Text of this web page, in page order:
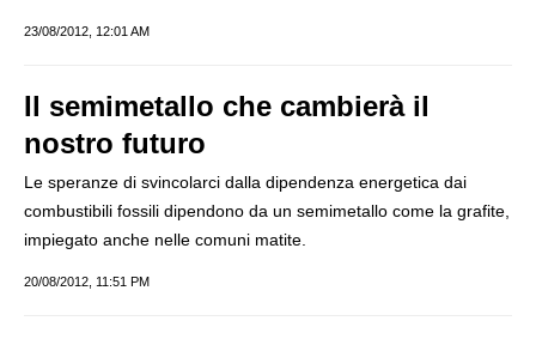
23/08/2012, 12:01 AM
Il semimetallo che cambierà il
nostro futuro
Le speranze di svincolarci dalla dipendenza energetica dai
combustibili fossili dipendono da un semimetallo come la grafite,
impiegato anche nelle comuni matite.
20/08/2012, 11:51 PM